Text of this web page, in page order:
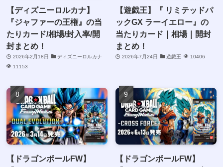
【ディズニーロルカナ】
『ジャファーの王権』の当
たりカード/相場/封入率/開
封まとめ！
2026年2月18日
ディズニーロルカナ
11153
【遊戯王】『 リミテッドパ
ックGX ラーイエロー』の
当たりカード｜相場｜開封
まとめ！
2026年7月24日 遊戯王 10406
【ドラゴンボールFW】
【ドラゴンボールFW】